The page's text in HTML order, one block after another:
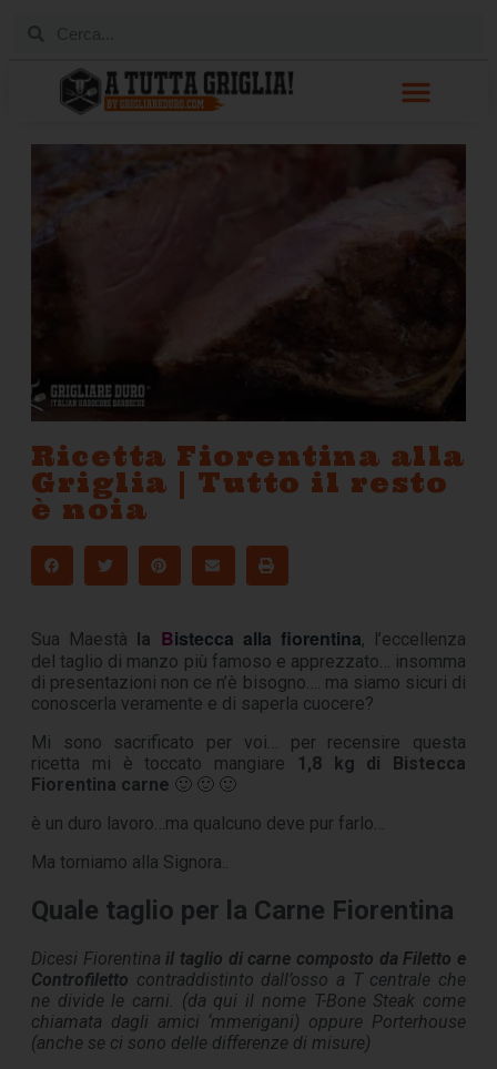
Ricetta Fiorentina alla
Griglia | Tutto il resto
è noia
Sua Maestà la Bistecca alla fiorentina, l’eccellenza
del taglio di manzo più famoso e apprezzato… insomma
di presentazioni non ce n’è bisogno…. ma siamo sicuri di
conoscerla veramente e di saperla cuocere?
Mi sono sacrificato per voi… per recensire questa
ricetta mi è toccato mangiare
1,8 kg di Bistecca
Fiorentina carne 🙂 🙂 🙂
è un duro lavoro…ma qualcuno deve pur farlo…
Ma torniamo alla Signora..
Quale taglio per la Carne Fiorentina
Dicesi Fiorentina il taglio di carne composto da Filetto e
Controfiletto contraddistinto dall’osso a T centrale che
ne divide le carni. (da qui il nome T-Bone Steak come
chiamata dagli amici ‘mmerigani) oppure Porterhouse
(anche se ci sono delle differenze di misure)